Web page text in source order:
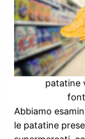
patatine
Abbiamo
le patatine